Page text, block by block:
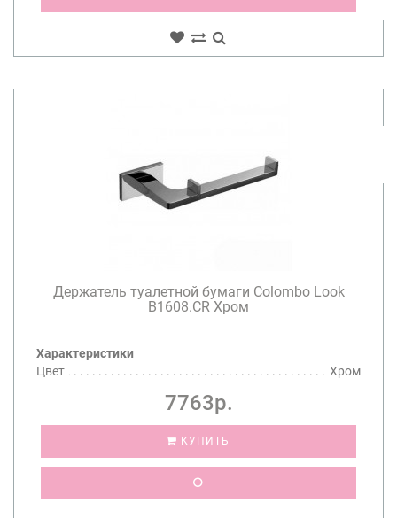
Держатель туалетной бумаги Colombo Look
B1608.CR Хром
Характеристики
Цвет
Хром
7763р.
КУПИТЬ